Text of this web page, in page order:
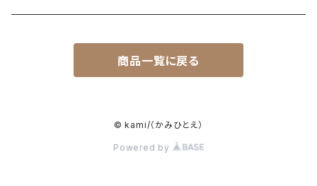
商品一覧に戻る
© kami/（かみひとえ）
Powered by